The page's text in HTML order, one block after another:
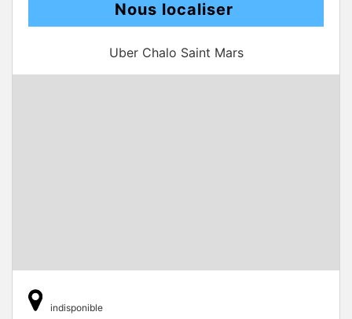
Nous localiser
Uber Chalo Saint Mars
indisponible